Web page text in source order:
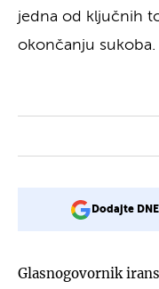
jedna od ključnih
okončanju sukoba.
Dodajte
Glasnogovornik